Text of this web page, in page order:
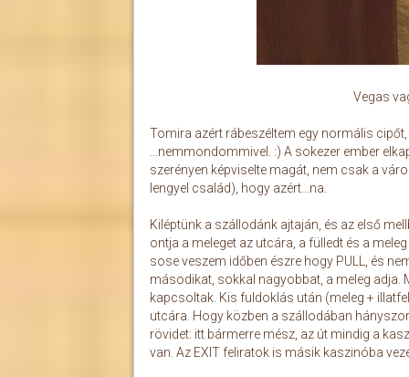
Vegas
Tomira azért rábeszéltem egy normális
...nemmondommivel. :) A sokezer ember
szerényen képviselte magát, nem csak a
lengyel család), hogy azért...na.
Kiléptünk a szállodánk ajtaján, és az első
ontja a meleget az utcára, a fülledt és a
sose veszem időben észre hogy PULL, és
másodikat, sokkal nagyobbat, a meleg
kapcsoltak. Kis fuldoklás után (meleg +
utcára. Hogy közben a szállodában
rövidet: itt bármerre mész, az út mindig a
van. Az EXIT feliratok is másik kaszinóba